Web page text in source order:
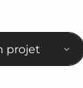
projet